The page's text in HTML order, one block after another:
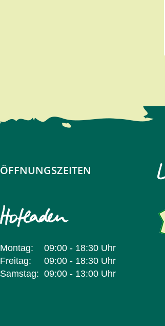
ÖFFNUNGSZEITEN
Montag:
09:00 - 18:30 Uhr
Freitag:
09:00 - 18:30 Uhr
Samstag: 09:00 - 13:00 Uhr